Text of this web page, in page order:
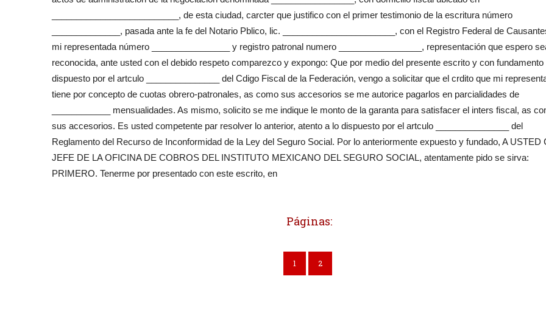
__________________________, de esta ciudad, carcter que justifico con el primer testimonio de la escritura número
______________, pasada ante la fe del Notario Pblico, lic. _______________________, con el Registro Federal de
mi representada número ________________ y registro patronal numero _________________, representación que espero
reconocida, ante usted con el debido respeto comparezco y expongo: Que por medio del presente escrito y con fundamento
dispuesto por el artculo _______________ del Cdigo Fiscal de la Federación, vengo a solicitar que el crdito que mi
tiene por concepto de cuotas obrero-patronales, as como sus accesorios se me autorice pagarlos en parcialidades de
____________ mensualidades. As mismo, solicito se me indique le monto de la garanta para satisfacer el inters fiscal, as
sus accesorios. Es usted competente par resolver lo anterior, atento a lo dispuesto por el artculo _______________ del
Reglamento del Recurso de Inconformidad de la Ley del Seguro Social. Por lo anteriormente expuesto y fundado, A USTED
JEFE DE LA OFICINA DE COBROS DEL INSTITUTO MEXICANO DEL SEGURO SOCIAL, atentamente pido se sirva:
PRIMERO. Tenerme por presentado con este escrito, en
Páginas:
1 2